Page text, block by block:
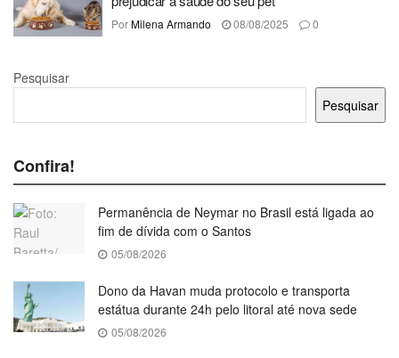
PorMilena Armando 08/08/2025 0
Pesquisar
Pesquisar
Confira!
Permanência de Neymar no Brasil está ligada ao
fim de dívida com o Santos
05/08/2026
Dono da Havan muda protocolo e transporta
estátua durante 24h pelo litoral até nova sede
05/08/2026